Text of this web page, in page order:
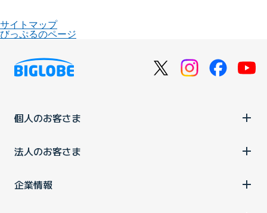
サイトマップ
びっぷるのページ
個人のお客さま
法人のお客さま
企業情報